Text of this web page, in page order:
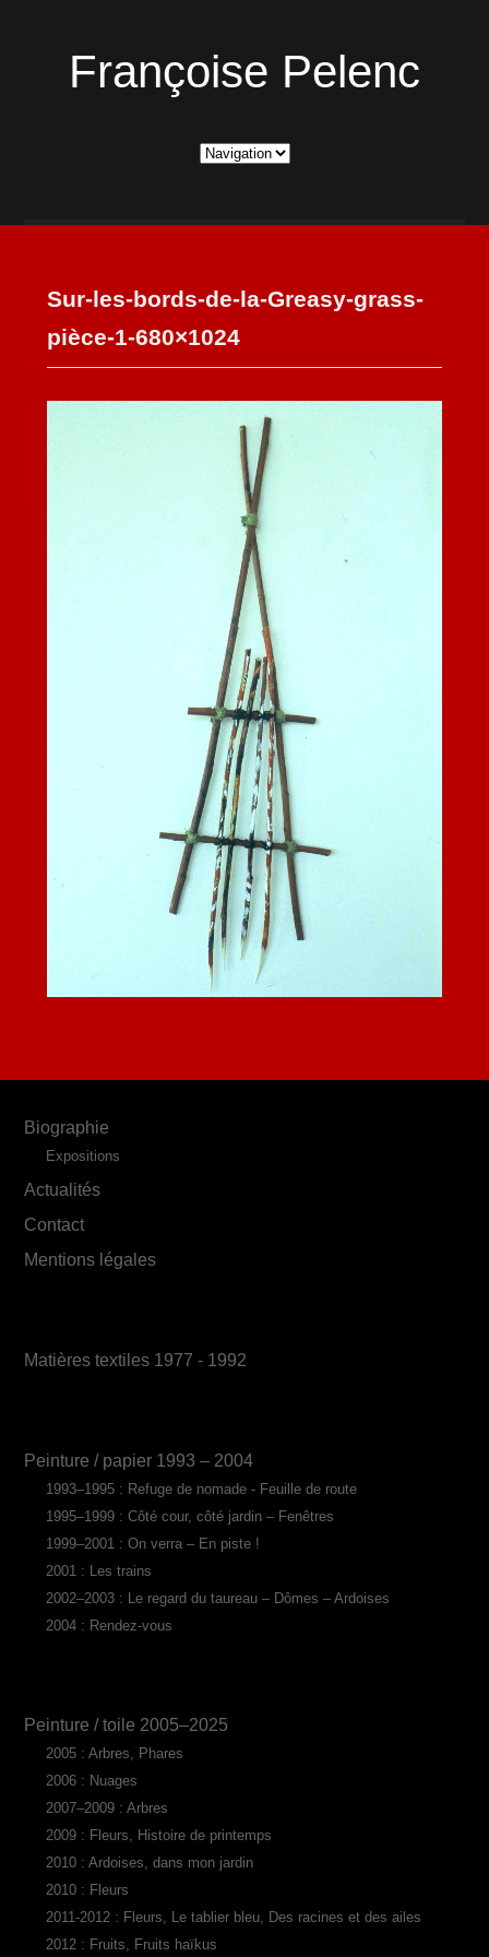
Françoise Pelenc
Sur-les-bords-de-la-Greasy-grass-
pièce-1-680×1024
Biographie
Expositions
Actualités
Contact
Mentions légales
Matières textiles 1977 - 1992
Peinture / papier 1993 – 2004
1993–1995 : Refuge de nomade - Feuille de route
1995–1999 : Côté cour, côté jardin – Fenêtres
1999–2001 : On verra – En piste !
2001 : Les trains
2002–2003 : Le regard du taureau – Dômes – Ardoises
2004 : Rendez-vous
Peinture / toile 2005–2025
2005 : Arbres, Phares
2006 : Nuages
2007–2009 : Arbres
2009 : Fleurs, Histoire de printemps
2010 : Ardoises, dans mon jardin
2010 : Fleurs
2011-2012 : Fleurs, Le tablier bleu, Des racines et des ailes
2012 : Fruits, Fruits haïkus